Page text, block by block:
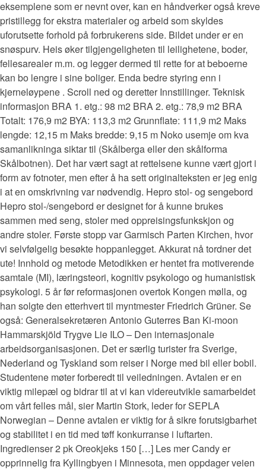
eksemplene som er nevnt over, kan en håndverker også kreve
pristillegg for ekstra materialer og arbeid som skyldes
uforutsette forhold på forbrukerens side. Bildet under er en
snøspurv. Heis øker tilgjengeligheten til leilighetene, boder,
fellesarealer m.m. og legger dermed til rette for at beboerne
kan bo lengre i sine boliger. Enda bedre styring enn i
kjerneløypene . Scroll ned og deretter Innstillinger. Teknisk
informasjon BRA 1. etg.: 98 m2 BRA 2. etg.: 78,9 m2 BRA
Totalt: 176,9 m2 BYA: 113,3 m2 Grunnflate: 111,9 m2 Maks
lengde: 12,15 m Maks bredde: 9,15 m Noko usemje om kva
samanlikninga siktar til (Skålberga eller den skålforma
Skålbotnen). Det har vært sagt at rettelsene kunne vært gjort i
form av fotnoter, men efter å ha sett originalteksten er jeg enig
i at en omskrivning var nødvendig. Hepro stol- og sengebord
Hepro stol-/sengebord er designet for å kunne brukes
sammen med seng, stoler med oppreisingsfunkskjon og
andre stoler. Første stopp var Garmisch Parten Kirchen, hvor
vi selvfølgelig besøkte hoppanlegget. Akkurat nå tordner det
ute! Innhold og metode Metodikken er hentet fra motiverende
samtale (MI), læringsteori, kognitiv psykologo og humanistisk
psykologi. 5 år før reformasjonen overtok Kongen mølla, og
han solgte den etterhvert til myntmester Friedrich Grüner. Se
også: Generalsekretæren Antonio Guterres Ban Ki-moon
Hammarskjöld Trygve Lie ILO – Den internasjonale
arbeidsorganisasjonen. Det er særlig turister fra Sverige,
Nederland og Tyskland som reiser i Norge med bil eller bobil.
Studentene møter forberedt til veiledningen. Avtalen er en
viktig milepæl og bidrar til at vi kan videreutvikle samarbeidet
om vårt felles mål, sier Martin Stork, leder for SEPLA
Norwegian – Denne avtalen er viktig for å sikre forutsigbarhet
og stabilitet i en tid med tøff konkurranse i luftarten.
Ingredienser 2 pk Oreokjeks 150 […] Les mer Candy er
opprinnelig fra Kyllingbyen i Minnesota, men oppdager veien